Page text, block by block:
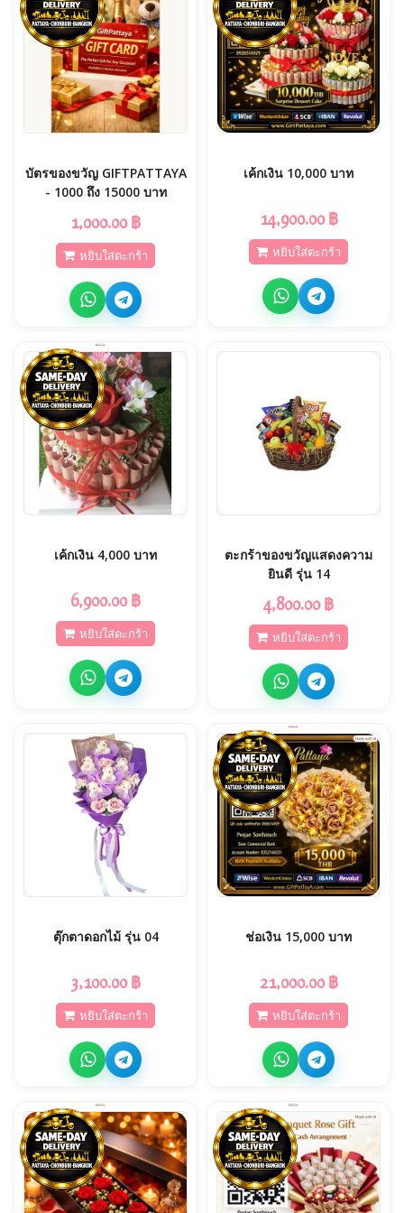
บัตรของขวัญ GIFTPATTAYA
- 1000 ถึง 15000 บาท
1,000.00 ฿
หยิบใส่ตะกร้า
เค้กเงิน 10,000 บาท
14,900.00 ฿
หยิบใส่ตะกร้า
เค้กเงิน 4,000 บาท
6,900.00 ฿
หยิบใส่ตะกร้า
ตะกร้าของขวัญแสดงความ
ยินดี รุ่น 14
4,800.00 ฿
หยิบใส่ตะกร้า
ตุ๊กตาดอกไม้ รุ่น 04
3,100.00 ฿
หยิบใส่ตะกร้า
ช่อเงิน 15,000 บาท
21,000.00 ฿
หยิบใส่ตะกร้า